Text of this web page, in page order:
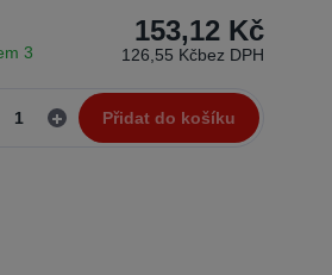
153,12 Kč
126,55 Kčbez DPH
3
Přidat do košíku